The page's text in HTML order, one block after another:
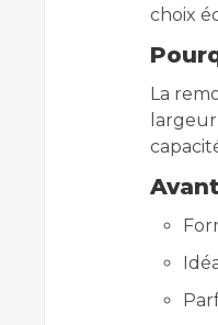
choix
La